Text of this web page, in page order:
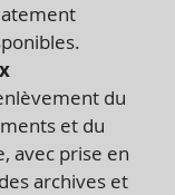
du
et du
avec prise en
archives et